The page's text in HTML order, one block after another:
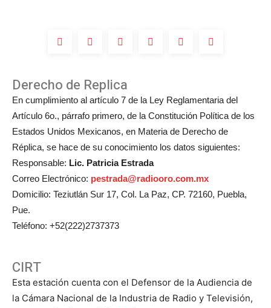
Derecho de Replica
En cumplimiento al artículo 7 de la Ley Reglamentaria del
Artículo 6o., párrafo primero, de la Constitución Política de los
Estados Unidos Mexicanos, en Materia de Derecho de
Réplica, se hace de su conocimiento los datos siguientes:
Responsable: Lic. Patricia Estrada
Correo Electrónico: pestrada@radiooro.com.mx
Domicilio: Teziutlán Sur 17, Col. La Paz, CP. 72160, Puebla,
Pue.
Teléfono: +52(222)2737373
CIRT
Esta estación cuenta con el Defensor de la Audiencia de
la Cámara Nacional de la Industria de Radio y Televisión,